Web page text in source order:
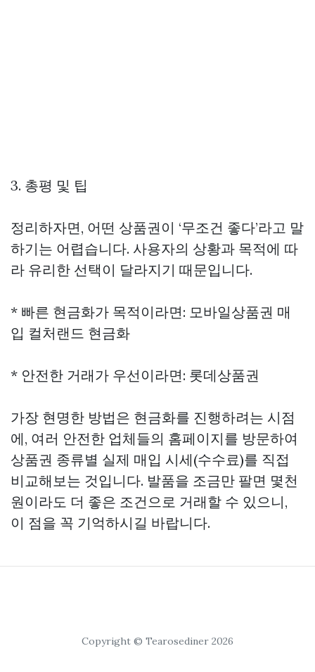
3. 총평 및 팁
정리하자면, 어떤 상품권이 ‘무조건 좋다’라고 말
하기는 어렵습니다. 사용자의 상황과 목적에 따
라 유리한 선택이 달라지기 때문입니다.
* 빠른 현금화가 목적이라면: 모바일상품권 매
입 컬처랜드 현금화
* 안전한 거래가 우선이라면: 롯데상품권
가장 현명한 방법은 현금화를 진행하려는 시점
에, 여러 안전한 업체들의 홈페이지를 방문하여
상품권 종류별 실제 매입 시세(수수료)를 직접
비교해보는 것입니다. 발품을 조금만 팔면 몇천
원이라도 더 좋은 조건으로 거래할 수 있으니,
이 점을 꼭 기억하시길 바랍니다.
Copyright © Tearosediner 2026